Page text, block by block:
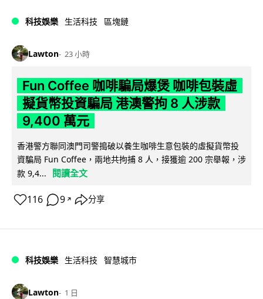
科技娛樂 生活科技 區塊鏈
Lawton 23 小時
Fun Coffee 咖啡騙局爆煲 咖啡包裝虛
擬貨幣投資騙局 港澳警拘 8 人涉款
9,400 萬元
香港警方聯同澳門司警搗破以養生咖啡生意包裝的虛擬貨幣投
資騙局 Fun Coffee，兩地共拘捕 8 人，接獲逾 200 宗舉報，涉
款 9,4...
閱讀全文
116 9 ↗ 分享
科技娛樂 生活科技 智慧城市
Lawton 1 日